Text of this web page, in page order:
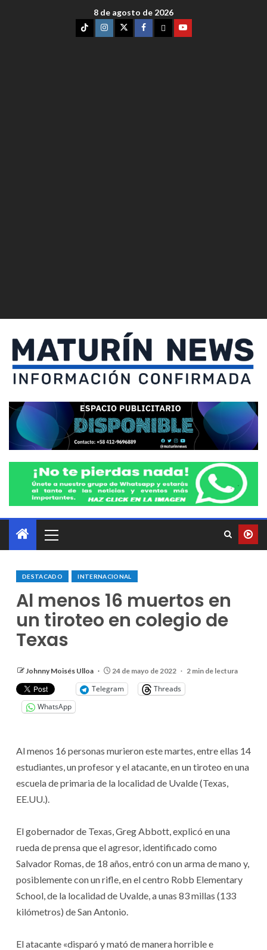
8 de agosto de 2026
DESTACADO INTERNACIONAL
Al menos 16 muertos en
un tiroteo en colegio de
Texas
Johnny Moisés Ulloa 24 de mayo de 2022 2 min de lectura
Telegram
Threads
WhatsApp
Al menos 16 personas murieron este martes, entre ellas 14
estudiantes, un profesor y el atacante, en un tiroteo en una
escuela de primaria de la localidad de Uvalde (Texas,
EE.UU.).
El gobernador de Texas, Greg Abbott, explicó en una
rueda de prensa que el agresor, identificado como
Salvador Romas, de 18 años, entró con un arma de mano y,
posiblemente con un rifle, en el centro Robb Elementary
School, de la localidad de Uvalde, a unas 83 millas (133
kilómetros) de San Antonio.
El atacante «disparó y mató de manera horrible e